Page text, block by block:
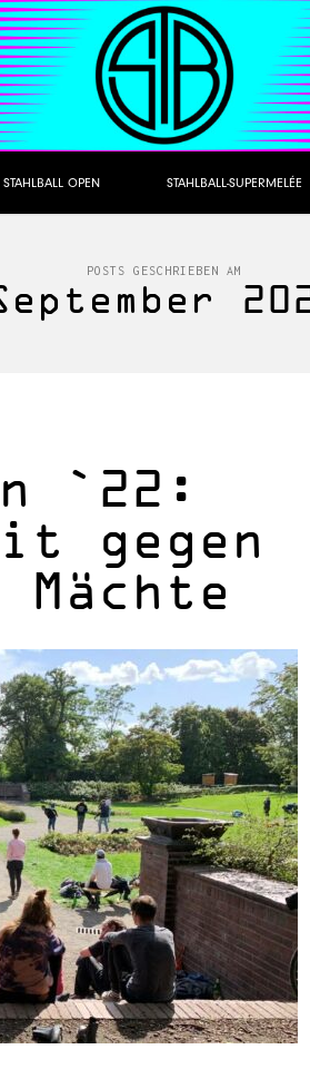
STAHLBALL OPEN STAHLBALL-SUPERMELÉE
POSTS GESCHRIEBEN AM
`22:
gegen